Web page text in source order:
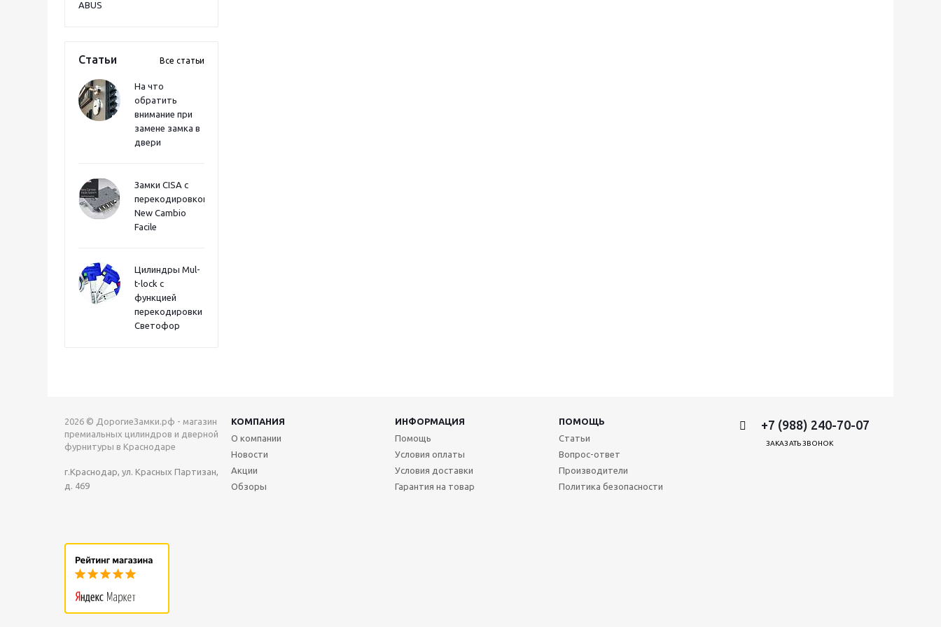
ABUS
Статьи Все статьи
На что
обратить
внимание при
замене замка в
двери
Замки CISA с
перекодировкой
New Cambio
Facile
Цилиндры Mul-
t-lock с
функцией
перекодировки
Светофор
2026 © ДорогиеЗамки.рф - магазин
премиальных цилиндров и дверной
фурнитуры в Краснодаре
г.Краснодар, ул. Красных Партизан,
д. 469
КОМПАНИЯ ИНФОРМАЦИЯ
ПОМОЩЬ
О компании
Новости
Акции
Обзоры
Помощь
Условия оплаты
Условия доставки
Гарантия на товар
Статьи
Вопрос-ответ
Производители
Политика безопасности
+7 (988) 240-70-07
ЗАКАЗАТЬ ЗВОНОК